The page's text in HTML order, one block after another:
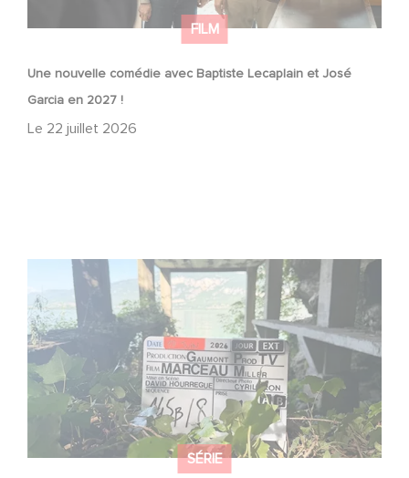
FILM
Une nouvelle comédie avec Baptiste Lecaplain et José
Garcia en 2027 !
Le 22 juillet 2026
SÉRIE
Le tournage de la mini-série Le Roman de Marceau Miller
a débuté